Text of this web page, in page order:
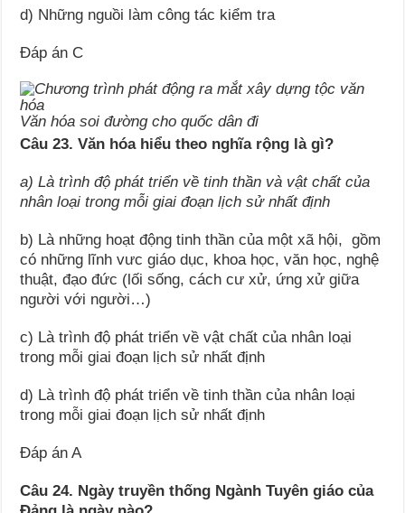
d) Những nguồi làm công tác kiểm tra
Đáp án C
Văn hóa soi đường cho quốc dân đi
Câu 23. Văn hóa hiểu theo nghĩa rộng là gì?
a) Là trình độ phát triển về tinh thần và vật chất của
nhân loại trong mỗi giai đoạn lịch sử nhất định
b) Là những hoạt động tinh thần của một xã hội, gồm
có những lĩnh vưc giáo dục, khoa học, văn học, nghệ
thuật, đạo đức (lối sống, cách cư xử, ứng xử giữa
người với người…)
c) Là trình độ phát triển về vật chất của nhân loại
trong mỗi giai đoạn lịch sử nhất định
d) Là trình độ phát triển về tinh thần của nhân loại
trong mỗi giai đoạn lịch sử nhất định
Đáp án A
Câu 24. Ngày truyền thống Ngành Tuyên giáo của